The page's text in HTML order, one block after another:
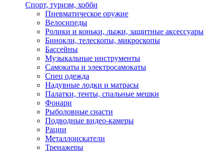
Спорт, туризм, хобби
Пневматическое оружие
Велосипеды
Ролики и коньки, лыжи, защитные аксессуары
Бинокли, телескопы, микроскопы
Бассейны
Музыкальные инструменты
Самокаты и электросамокаты
Спец одежда
Надувные лодки и матрасы
Палатки, тенты, спальные мешки
Фонари
Рыболовные снасти
Подводные видео-камеры
Рации
Металлоискатели
Тренажеры